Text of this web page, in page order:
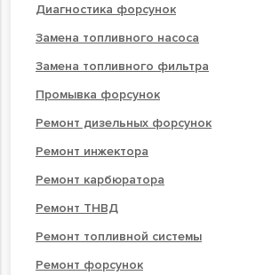
Диагностика форсунок
Замена топливного насоса
Замена топливного фильтра
Промывка форсунок
Ремонт дизельных форсунок
Ремонт инжектора
Ремонт карбюратора
Ремонт ТНВД
Ремонт топливной системы
Ремонт форсунок